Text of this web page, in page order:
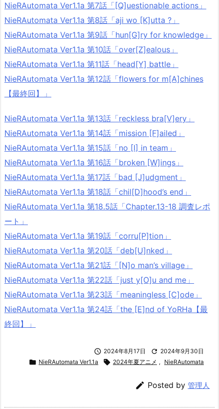
NieRAutomata Ver1.1a 第7話「[Q]uestionable actions」
NieRAutomata Ver1.1a 第8話「aji wo [K]utta ?」
NieRAutomata Ver1.1a 第9話「hun[G]ry for knowledge」
NieRAutomata Ver1.1a 第10話「over[Z]ealous」
NieRAutomata Ver1.1a 第11話「head[Y] battle」
NieRAutomata Ver1.1a 第12話「flowers for m[A]chines
【最終回】」
NieRAutomata Ver1.1a 第13話「reckless bra[V]ery」
NieRAutomata Ver1.1a 第14話「mission [F]ailed」
NieRAutomata Ver1.1a 第15話「no [I] in team」
NieRAutomata Ver1.1a 第16話「broken [W]ings」
NieRAutomata Ver1.1a 第17話「bad [J]udgment」
NieRAutomata Ver1.1a 第18話「chil[D]hood’s end」
NieRAutomata Ver1.1a 第18.5話「Chapter.13-18 調査レポ
ート」
NieRAutomata Ver1.1a 第19話「corru[P]tion」
NieRAutomata Ver1.1a 第20話「deb[U]nked」
NieRAutomata Ver1.1a 第21話「[N]o man’s village」
NieRAutomata Ver1.1a 第22話「just y[O]u and me」
NieRAutomata Ver1.1a 第23話「meaningless [C]ode」
NieRAutomata Ver1.1a 第24話「the [E]nd of YoRHa【最
終回】」
 2024年8月17日  2024年9月30日
 NieRAutomata Ver1.1a  2024年夏アニメ , NieRAutomata
 Posted by 管理人